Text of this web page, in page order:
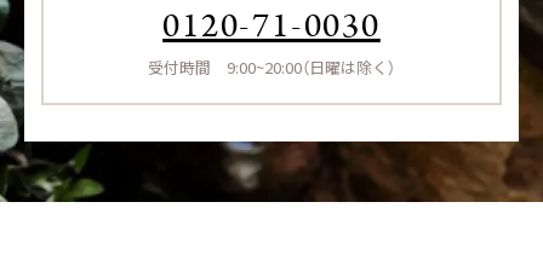
0120-71-0030
受付時間 9:00~20:00（日曜は除く）